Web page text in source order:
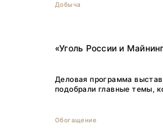
Добыча
«Уголь России и
Деловая программа
подобрали главные темы,
Обогащение